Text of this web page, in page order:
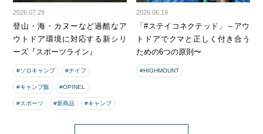
2026.07.29
登山・海・カヌーなど過酷なア
ウトドア環境に対応する新シリ
ーズ『スポーツライン』
#ソロキャンプ #ナイフ
#キャンプ飯 #OPINEL
#スポーツ #新商品 #キャンプ
2026.06.19
「#ステイコネクテッド」～アウ
トドアでクマと正しく付き合う
ための6つの原則〜
#HIGHMOUNT